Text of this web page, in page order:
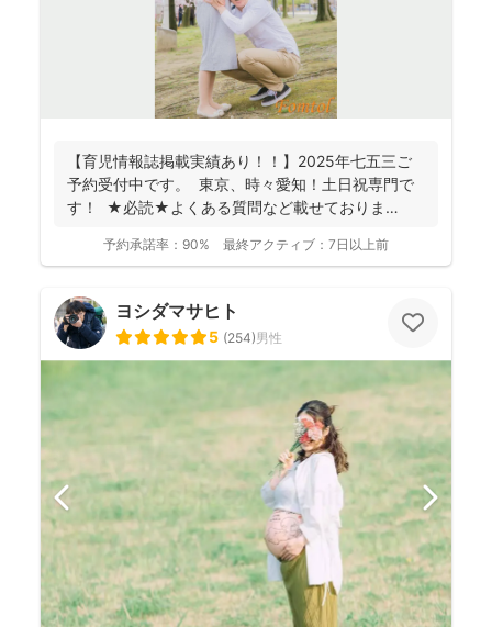
【育児情報誌掲載実績あり！！】2025年七五三ご
予約受付中です。 東京、時々愛知！土日祝専門で
す！ ★必読★よくある質問など載せておりま
予約承諾率： 90% 最終アクティブ： 7日以上前
ヨシダマサヒト
5 (254)男性